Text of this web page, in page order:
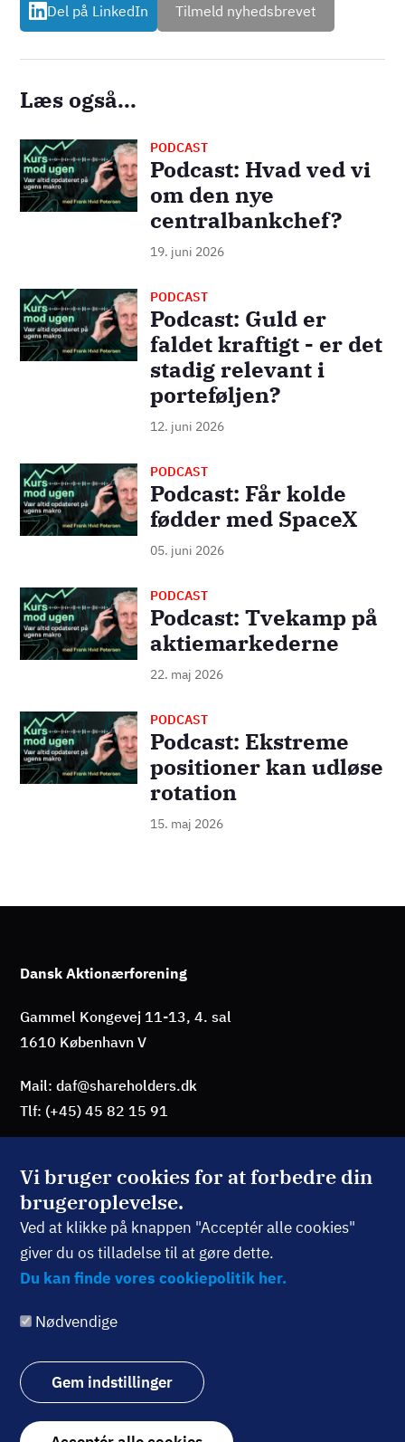
Vi bruger cookies for at forbedre din
brugeroplevelse.
Ved at klikke på knappen "Acceptér alle cookies"
giver du os tilladelse til at gøre dette.
Du kan finde vores cookiepolitik her.
Nødvendige
Gem indstillinger
Del på LinkedIn Tilmeld nyhedsbrevet
Læs også...
Billede PODCAST
Podcast: Hvad ved vi
om den nye
centralbankchef?
19. juni 2026
Billede PODCAST
Podcast: Guld er
faldet kraftigt - er det
stadig relevant i
porteføljen?
12. juni 2026
Billede PODCAST
Podcast: Får kolde
fødder med SpaceX
05. juni 2026
Billede PODCAST
Podcast: Tvekamp på
aktiemarkederne
22. maj 2026
Billede PODCAST
Podcast: Ekstreme
positioner kan udløse
rotation
15. maj 2026
Dansk Aktionærforening
Gammel Kongevej 11-13, 4. sal
1610 København V
Mail: daf@shareholders.dk
Tlf: (+45) 45 82 15 91
BLIV MEDLEM
TILMELD NYHEDSBREV